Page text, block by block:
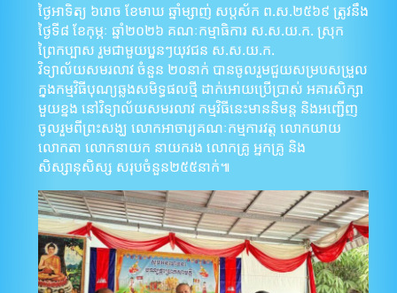
ថ្ងៃអាទិត្យ​ ៦រោច​ ខែមាឃ​ ឆ្នាំម្សាញ់​ សប្តស័ក​ ព.ស.២៥៦៩​ ត្រូវនឹង
ថ្ងៃទី​៨​ ខែកុម្ភៈ​ ឆ្នាំ២០២៦​ គណៈកម្មាធិការ ស.ស.យ.ក. ស្រុក
ព្រៃកប្បាស រួមជាមួយប្អូនៗយុវជន​ ស.ស.យ.ក​.
វិទ្យាល័យសមរលាវ ចំនួន​ ២០នាក់​ បានចូលរួមជួយសម្របសម្រួល
ក្នុងកម្មវិធីបុណ្យឆ្លងសមិទ្ធផលថ្មី ដាក់អោយប្រើប្រាស់ អគារសិក្សា
មួយខ្នង នៅវិទ្យាល័យសមរលាវ កម្មវិធីនេះមាននិមន្ត និងអញ្ជើញ
ចូលរួមពីព្រះសង្ឃ លោកអាចារ្យគណៈកម្មការវត្ត លោកយាយ
លោកតា លោកនាយក នាយករង លោកគ្រូ អ្នកគ្រូ និង
សិស្សានុសិស្ស សរុបចំនួន២៥៥នាក់៕